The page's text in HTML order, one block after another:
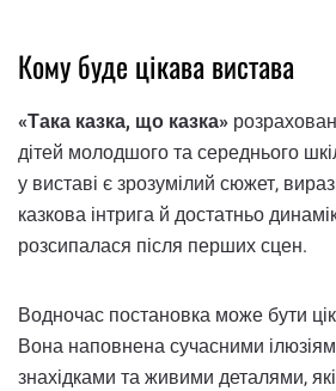
Кому буде цікава вистава
«Така казка, що казка»
дітей молодшого та середнього
у виставі є зрозумілий сюжет,
казкова інтрига й достатньо
розсипалася після перших сцен.
Водночас постановка може бути
Вона наповнена сучасними
знахідками та живими деталями,